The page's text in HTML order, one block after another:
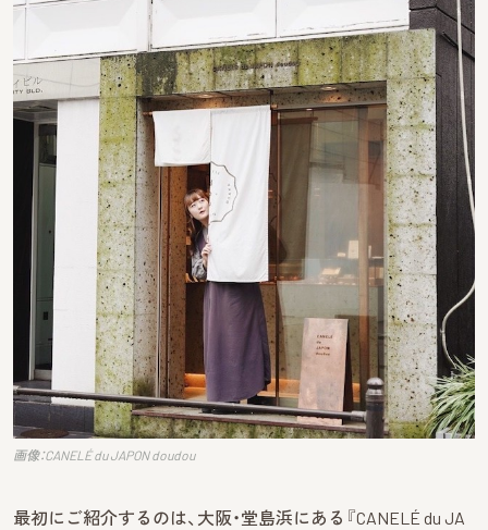
画像：CANELÉ du JAPON doudou
最初にご紹介するのは、大阪・堂島浜にある『CANELÉ du JA